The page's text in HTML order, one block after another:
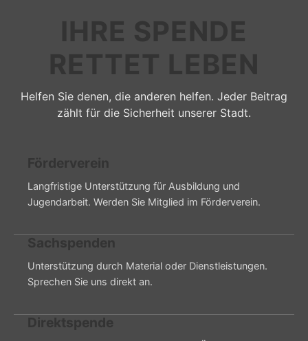
IHRE SPENDE
RETTET LEBEN
Helfen Sie denen, die anderen helfen. Jeder Beitrag
zählt für die Sicherheit unserer Stadt.
Förderverein
Langfristige Unterstützung für Ausbildung und
Jugendarbeit. Werden Sie Mitglied im Förderverein.
Sachspenden
Unterstützung durch Material oder Dienstleistungen.
Sprechen Sie uns direkt an.
Direktspende